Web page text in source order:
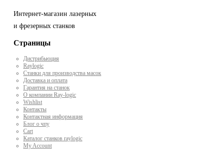
Интернет-магазин лазерных
и фрезерных станков
Страницы
Дистрибьюция
Raylogic
Станки для производства масок
Доставка и оплата
Гарантия на станок
О компании Ray-logic
Wishlist
Контакты
Контактная информация
Блог о чпу
Cart
Каталог станков raylogic
My Account